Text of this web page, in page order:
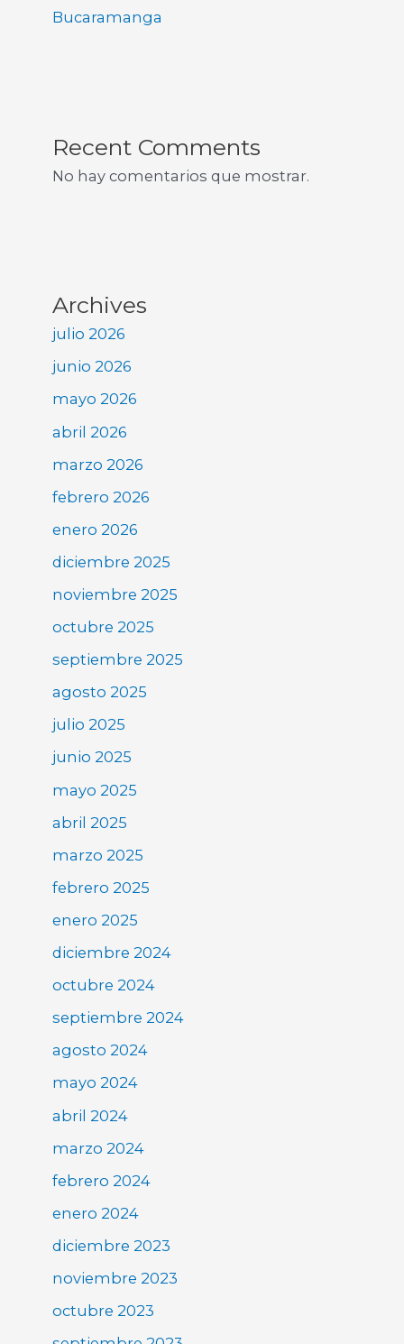
Bucaramanga
Recent Comments
No hay comentarios que mostrar.
Archives
julio 2026
junio 2026
mayo 2026
abril 2026
marzo 2026
febrero 2026
enero 2026
diciembre 2025
noviembre 2025
octubre 2025
septiembre 2025
agosto 2025
julio 2025
junio 2025
mayo 2025
abril 2025
marzo 2025
febrero 2025
enero 2025
diciembre 2024
octubre 2024
septiembre 2024
agosto 2024
mayo 2024
abril 2024
marzo 2024
febrero 2024
enero 2024
diciembre 2023
noviembre 2023
octubre 2023